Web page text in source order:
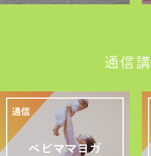
通信
ベビママヨガ